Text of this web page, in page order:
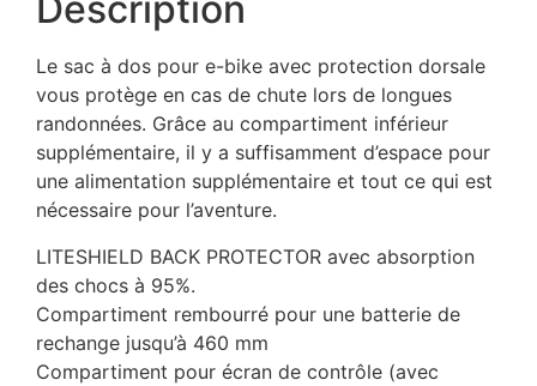
Description
Le sac à dos pour e-bike avec protection dorsale
vous protège en cas de chute lors de longues
randonnées. Grâce au compartiment inférieur
supplémentaire, il y a suffisamment d’espace pour
une alimentation supplémentaire et tout ce qui est
nécessaire pour l’aventure.
LITESHIELD BACK PROTECTOR avec absorption
des chocs à 95%.
Compartiment rembourré pour une batterie de
rechange jusqu’à 460 mm
Compartiment pour écran de contrôle (avec